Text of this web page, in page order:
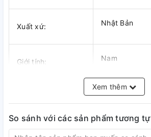
Xuất xứ: Nhật Bản
Giới tính: Nam
Automatic
Số hiệu máy: 8210
Xem thêm
So sánh với các sản phẩm tương tự